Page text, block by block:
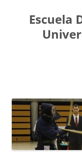
contenidoEscuela